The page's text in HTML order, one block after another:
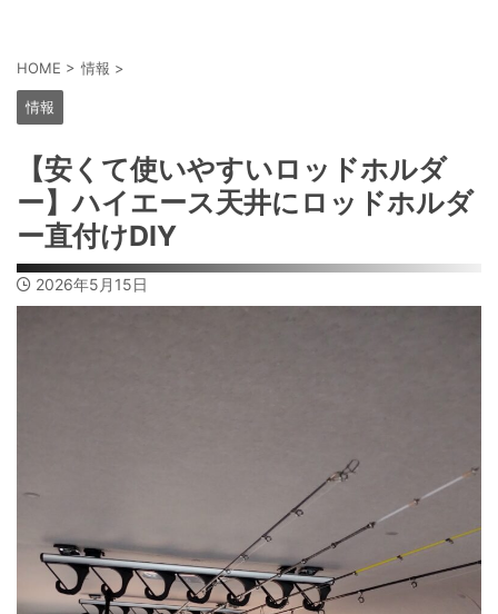
HOME > 情報 >
情報
【安くて使いやすいロッドホルダ
ー】ハイエース天井にロッドホルダ
ー直付けDIY
2026年5月15日